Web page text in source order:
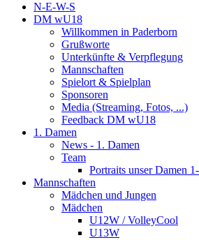
N-E-W-S
DM wU18
Willkommen in Paderborn
Grußworte
Unterkünfte & Verpflegung
Mannschaften
Spielort & Spielplan
Sponsoren
Media (Streaming, Fotos, ...)
Feedback DM wU18
1. Damen
News - 1. Damen
Team
Portraits unser Damen
Mannschaften
Mädchen und Jungen
Mädchen
U12W / VolleyCool
U13W